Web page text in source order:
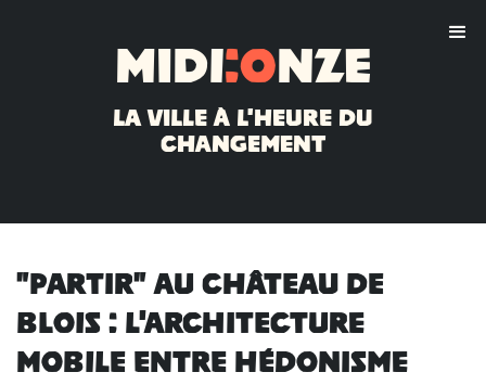
Midi:onze
La ville à l'heure du
changement
"Partir" au Château de
Blois : l'architecture
mobile entre hédonisme